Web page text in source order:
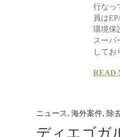
行なっ
員は
環境保
スーパ
して
READ
ニュース, 海外案件, 除
ディエゴガ